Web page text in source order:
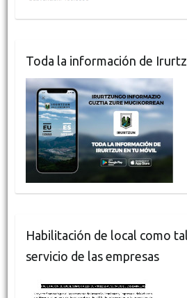
Toda la información de
Habilitación de local como
servicio de las empresas